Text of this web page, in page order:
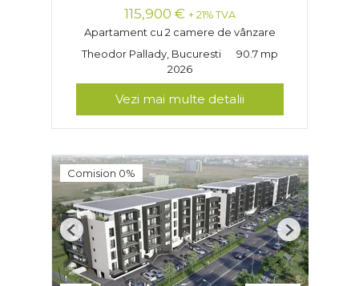
115,900 € + 21% TVA
Apartament cu 2 camere de vânzare
Theodor Pallady, Bucuresti
90.7 mp
2026
Vezi mai multe detalii
Comision 0%
Previous Next